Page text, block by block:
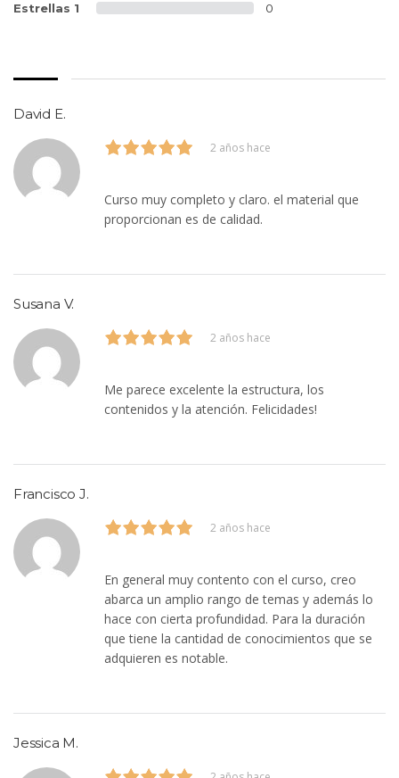
Estrellas 1 0
David E.
2 años hace
Curso muy completo y claro. el material que
proporcionan es de calidad.
Susana V.
2 años hace
Me parece excelente la estructura, los
contenidos y la atención. Felicidades!
Francisco J.
2 años hace
En general muy contento con el curso, creo
abarca un amplio rango de temas y además lo
hace con cierta profundidad. Para la duración
que tiene la cantidad de conocimientos que se
adquieren es notable.
Jessica M.